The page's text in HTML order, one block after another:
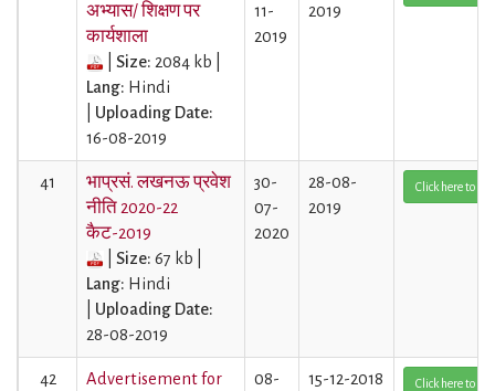
अभ्यास/ शिक्षण पर
कार्यशाला
Size: 2084 kb |
Lang: Hindi
Uploading Date:
16-08-2019
11-
2019
2019
41
भाप्रसं. लखनऊ प्रवेश
नीति 2020-22
कैट-2019
Size: 67 kb |
Lang: Hindi
Uploading Date:
28-08-2019
30-
07-
2020
28-08-
2019
Click here to
42
Advertisement for
08-
15-12-2018 Click here to